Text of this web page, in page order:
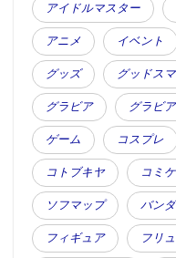
アイドルマスター
アニメ イベント
グッズ グッドス
グラビア グラビ
ゲーム コスプレ
コトブキヤ コミケ
ソフマップ バン
フィギュア フリ